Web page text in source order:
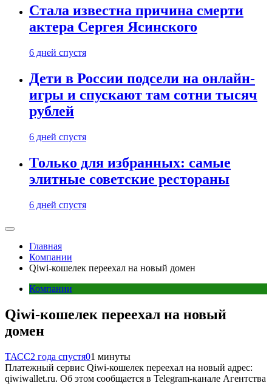
Стала известна причина смерти
актера Сергея Ясинского
6 дней спустя
Дети в России подсели на онлайн-
игры и спускают там сотни тысяч
рублей
6 дней спустя
Только для избранных: самые
элитные советские рестораны
6 дней спустя
Главная
Компании
Qiwi-кошелек переехал на новый домен
Компании
Qiwi-кошелек переехал на новый
домен
ТАСС2 года спустя01 минуты
Платежный сервис Qiwi-кошелек переехал на новый адрес:
qiwiwallet.ru. Об этом сообщается в Telegram-канале Агентства